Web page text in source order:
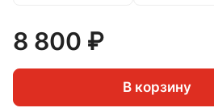
8 800 ₽
В корзину